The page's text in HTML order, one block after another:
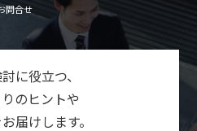
問合せ
に役立つ、
のヒントや
届けします。